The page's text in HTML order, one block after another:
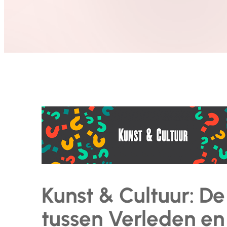
Kunst & Cultuur:
tussen Verleden